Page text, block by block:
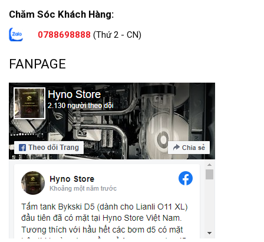
Chăm Sóc Khách Hàng:
0788698888 (Thứ 2 - CN)
FANPAGE